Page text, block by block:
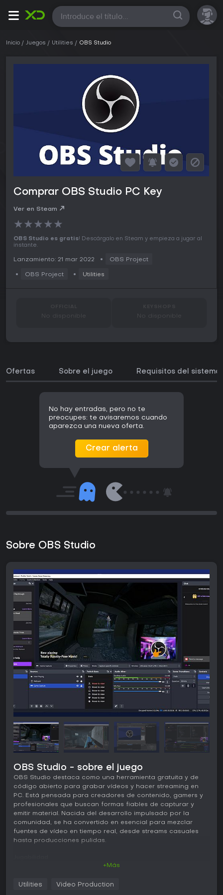
Todas
Inicio Juegos Utilities OBS Studio
Comprar OBS Studio PC Key
Ver en Steam
★★★★★
OBS Studio es gratis! Descárgalo en Steam y empieza a jugar al
instante.
Lanzamiento: 21 mar 2022 OBS Project
OBS Project Utilities
No disponible No disponible
Ofertas Sobre el juego Requisitos del sistema
No hay entradas, pero no te
preocupes: te avisaremos cuando
aparezca una nueva oferta.
Crear alerta
Sobre OBS Studio
OBS Studio - sobre el juego
OBS Studio destaca como una herramienta gratuita y de
código abierto para grabar vídeos y hacer streaming en
PC. Está pensada para creadores de contenido, gamers y
profesionales que buscan formas fiables de capturar y
emitir material. Nacida del desarrollo impulsado por la
comunidad, se ha convertido en esencial para mezclar
fuentes de vídeo en tiempo real, desde streams casuales
hasta producciones pulidas.
+Más
Utilities Video Production